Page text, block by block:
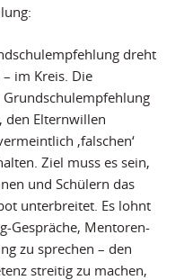
dreht
im Kreis. Die
den Elternwillen
‚falschen‘
Ziel muss es sein,
und Schülern das
unterbreitet. Es lohnt
Gespräche, Mentoren-
zu sprechen – den
streitig zu machen,